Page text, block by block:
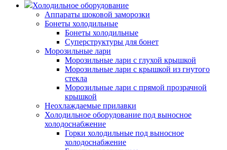
Холодильное оборудование
Аппараты шоковой заморозки
Бонеты холодильные
Бонеты холодильные
Суперструктуры для бонет
Морозильные лари
Морозильные лари с глухой крышкой
Морозильные лари с крышкой из гнутого
стекла
Морозильные лари с прямой прозрачной
крышкой
Неохлаждаемые прилавки
Холодильное оборудование под выносное
холодоснабжение
Горки холодильные под выносное
холодоснабжение